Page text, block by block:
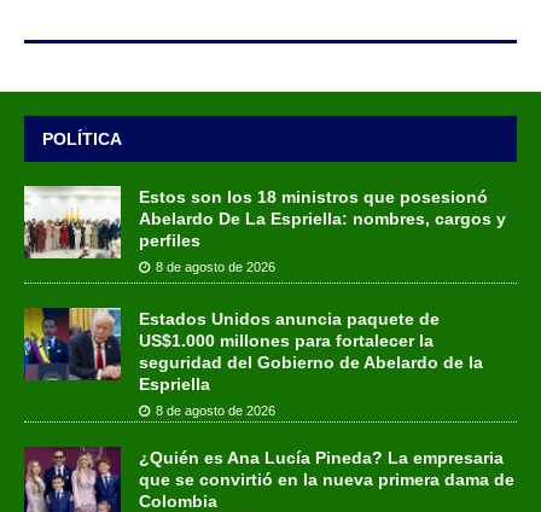
POLÍTICA
Estos son los 18 ministros que posesionó
Abelardo De La Espriella: nombres, cargos y
perfiles
8 de agosto de 2026
Estados Unidos anuncia paquete de
US$1.000 millones para fortalecer la
seguridad del Gobierno de Abelardo de la
Espriella
8 de agosto de 2026
¿Quién es Ana Lucía Pineda? La empresaria
que se convirtió en la nueva primera dama de
Colombia